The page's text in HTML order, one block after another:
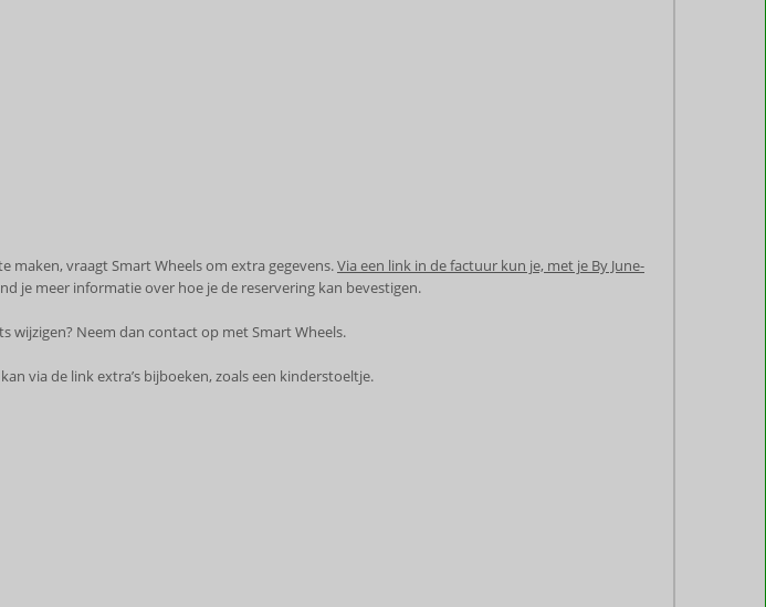
maken, vraagt Smart Wheels om extra gegevens.Via een link in de factuur kun je, met je By June-
je meer informatie over hoe je de reservering kan bevestigen.
wijzigen? Neem dan contact op met Smart Wheels.
via de link extra’s bijboeken, zoals een kinderstoeltje.